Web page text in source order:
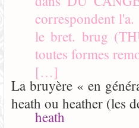
correspondent
le bret. brug
toutes formes
[…]
La bruyère « en
heath ou heather (les
heath